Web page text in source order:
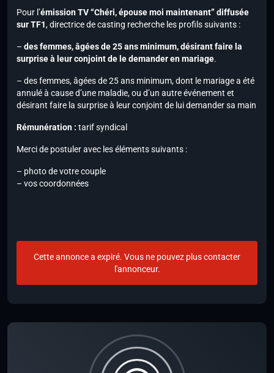
Pour l’émission TV “Chéri, épouse moi maintenant” diffusée
sur TF1, directrice de casting recherche les profils suivants :
– des femmes, âgées de 25 ans minimum, désirant faire la
surprise à leur conjoint de le demander en mariage.
– des femmes, âgées de 25 ans minimum, dont le mariage a été
annulé à cause d’une maladie, ou d’un autre événement et
désirant faire la surprise à leur conjoint de lui demander sa main
Rémunération : tarif syndical
Merci de postuler avec les éléments suivants :
– photo de votre couple
– vos coordonnées
Cette annonce a expiré. Vous ne pouvez plus contacter
l'annonceur.